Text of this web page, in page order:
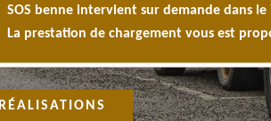
SOS benne intervient sur demande dans
La prestation de chargement vous est
RÉALISATIONS